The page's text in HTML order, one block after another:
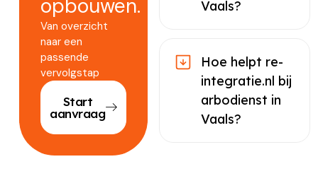
opbouwen.
Van overzicht
naar een
passende
vervolgstap
Start
aanvraag
Vaals?
Hoe helpt re-
integratie.nl bij
arbodienst in
Vaals?